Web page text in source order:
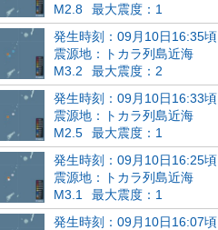
M2.8
最大震度：1
発生時刻：09月10日16:35頃
震源地：トカラ列島近海
M3.2
最大震度：2
発生時刻：09月10日16:33頃
震源地：トカラ列島近海
M2.5
最大震度：1
発生時刻：09月10日16:25頃
震源地：トカラ列島近海
M3.1
最大震度：1
発生時刻：09月10日16:07頃